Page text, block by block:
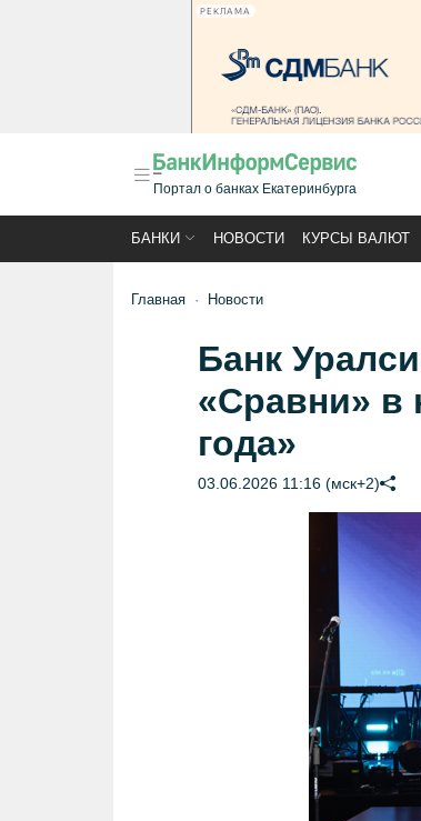
РЕКЛАМА
Портал о банках Екатеринбурга
БАНКИ НОВОСТИ КУРСЫ ВАЛЮТ
Главная Новости
Банк
«Сравни» в
года»
03.06.2026 11:16 (мск+2)